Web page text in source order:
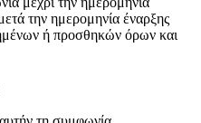
την ημερομηνία έναρξης
ή προσθηκών όρων και